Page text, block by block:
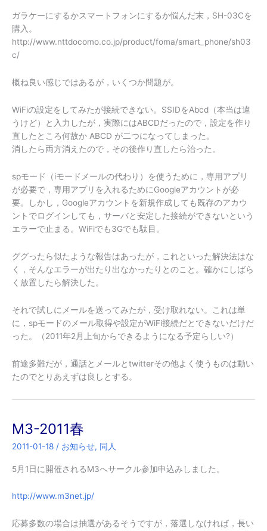
ガラケーにするかスマートフォンにするか悩んだ末，SH-03Cを
購入。
http://www.nttdocomo.co.jp/product/foma/smart_phone/sh03
c/
概ね良い感じではあるが，いくつか問題が。
WiFiの設定をしてみたが接続できない。SSIDをAbcd（本当は違
うけど）と入力したが，実際にはABCDだったので，設定を作り
直したところ何故か ABCD が二つになってしまった。
消したら両方消えたので，その後作り直したら治った。
spモード（iモードメールの代わり）を使うために，専用アプリ
が必要で，専用アプリを入れるためにGoogleアカウントが必
要。しかし，Googleアカウントを新規作成しても既存のアカウ
ントでログインしても，サーバと安定した接続ができないという
エラーで止まる。WiFiでも3Gでも駄目。
ググったら似たような報告はあったが，これといった解決法はな
く，そんなエラーが出たり出なかったりとのこと。確かにしばら
く放置したら解決した。
それで試しにメールを送ってみたが，受け取れない。これは単
に，spモードのメール取得や設定がWiFi接続だとできないだけだ
った。（2011年2月上旬からできるようになる予定らしい?）
前途多難だが，通話とメールとtwitterその他よく使うものは動い
たのでとりあえずは良しとする。
M3-2011春
2011-01-18 / お知らせ, 同人
5月1日に開催されるM3へサークル参加申込みしました。
http://www.m3net.jp/
応募多数の場合は抽選があるそうですが，落選しなければ，長い